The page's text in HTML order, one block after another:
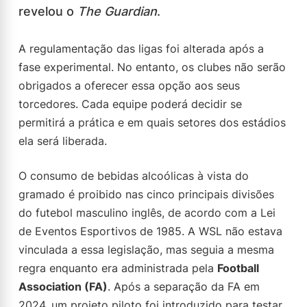
revelou o The Guardian.
A regulamentação das ligas foi alterada após a
fase experimental. No entanto, os clubes não serão
obrigados a oferecer essa opção aos seus
torcedores. Cada equipe poderá decidir se
permitirá a prática e em quais setores dos estádios
ela será liberada.
O consumo de bebidas alcoólicas à vista do
gramado é proibido nas cinco principais divisões
do futebol masculino inglês, de acordo com a Lei
de Eventos Esportivos de 1985. A WSL não estava
vinculada a essa legislação, mas seguia a mesma
regra enquanto era administrada pela Football
Association (FA). Após a separação da FA em